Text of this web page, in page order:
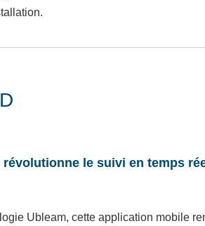
révolutionne le suivi en temps
Ubleam, cette application mobile